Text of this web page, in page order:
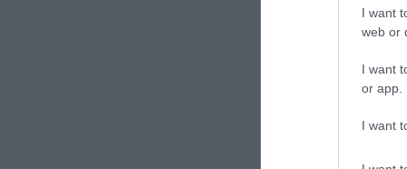
I want
web or
I want
or app.
I want
quindi non
stati una
Ma c’è di
collegamento
droni Usa nei
14 novembre